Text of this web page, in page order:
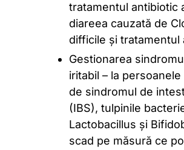
tratamentul antibiotic
diareea cauzată de
difficile și tratamentul
Gestionarea
iritabil – la
de sindromul de
(IBS), tulpinile
Lactobacillus și
scad pe măsură ce